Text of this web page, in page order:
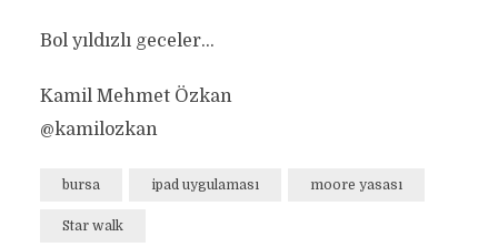
Bol yıldızlı geceler…
Kamil Mehmet Özkan
@kamilozkan
bursa ipad uygulaması moore yasası
Star walk